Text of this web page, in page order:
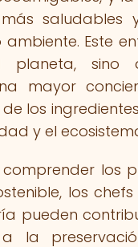
saludables
Este
planeta, sino
mayor
los
y el
los
los
pueden
a la